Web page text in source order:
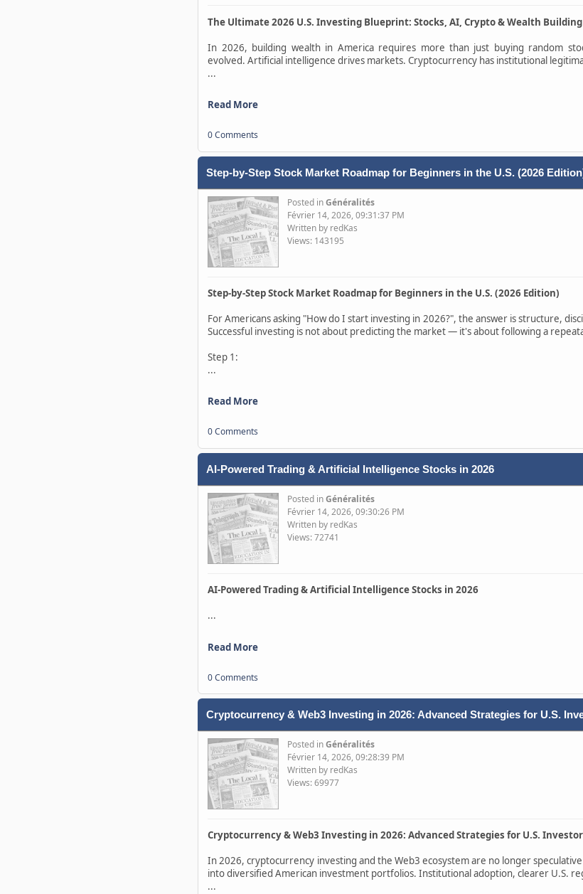
The Ultimate 2026 U.S. Investing Blueprint: Stocks, AI, Crypto & Wealth
In 2026, building wealth in America requires more than just buying random
evolved. Artificial intelligence drives markets. Cryptocurrency has institutional
...
Read More
0 Comments
Step-by-Step Stock Market Roadmap for Beginners in the U.S. (2026
Posted inGénéralités
Février 14, 2026, 09:31:37 PM
Written by redKas
Views: 143195
Step-by-Step Stock Market Roadmap for Beginners in the U.S. (2026 Edition)
For Americans asking "How do I start investing in 2026?", the answer is structure,
Successful investing is not about predicting the market — it's about following a
Step 1:
...
Read More
0 Comments
AI-Powered Trading & Artificial Intelligence Stocks in 2026
Posted inGénéralités
Février 14, 2026, 09:30:26 PM
Written by redKas
Views: 72741
AI-Powered Trading & Artificial Intelligence Stocks in 2026
...
Read More
0 Comments
Cryptocurrency & Web3 Investing in 2026: Advanced Strategies for U.S.
Posted inGénéralités
Février 14, 2026, 09:28:39 PM
Written by redKas
Views: 69977
Cryptocurrency & Web3 Investing in 2026: Advanced Strategies for U.S.
In 2026, cryptocurrency investing and the Web3 ecosystem are no longer
into diversified American investment portfolios. Institutional adoption, clearer U.S.
...